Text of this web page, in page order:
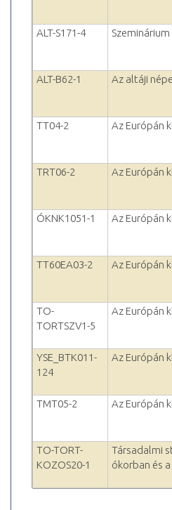
ALT-S171-4 Szeminárium
ALT-B62-1 Az altáji
TT04-2 Az Európán
TRT06-2 Az Európán
ÓKNK1051-1 Az Európán
TT60EA03-2 Az Európán
TO-
TORTSZV1-5
Az Európán
YSE_BTK011-
124
Az Európán
TMT05-2 Az Európán
TO-TORT-
KOZOS20-1
Társadalmi
ókorban és